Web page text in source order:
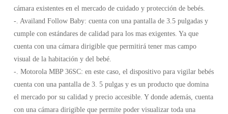
cámara existentes en el mercado de cuidado y protección de bebés.
-. Availand Follow Baby: cuenta con una pantalla de 3.5 pulgadas y
cumple con estándares de calidad para los mas exigentes. Ya que
cuenta con una cámara dirigible que permitirá tener mas campo
visual de la habitación y del bebé.
-. Motorola MBP 36SC: en este caso, el dispositivo para vigilar bebés
cuenta con una pantalla de 3. 5 pulgas y es un producto que domina
el mercado por su calidad y precio accesible. Y donde además, cuenta
con una cámara dirigible que permite poder visualizar toda una